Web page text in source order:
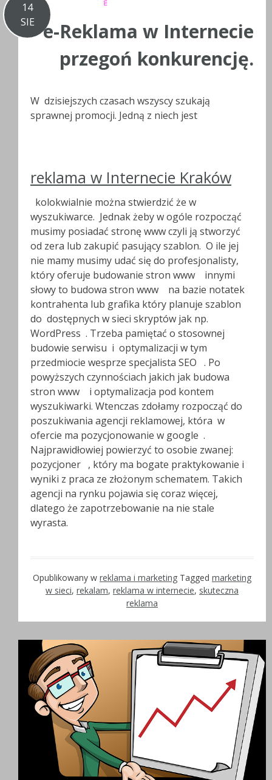
14
SIE
e-Reklama w Internecie
przegoń konkurencję.
W dzisiejszych czasach wszyscy szukają
sprawnej promocji. Jedną z niech jest
reklama w Internecie Kraków
kolokwialnie można stwierdzić że w
wyszukiwarce. Jednak żeby w ogóle rozpocząć
musimy posiadać stronę www czyli ją stworzyć
od zera lub zakupić pasujący szablon. O ile jej
nie mamy musimy udać się do profesjonalisty,
który oferuje budowanie stron www innymi
słowy to budowa stron www na bazie notatek
kontrahenta lub grafika który planuje szablon
do dostępnych w sieci skryptów jak np.
WordPress . Trzeba pamiętać o stosownej
budowie serwisu i optymalizacji w tym
przedmiocie wesprze specjalista SEO . Po
powyższych czynnościach jakich jak budowa
stron www i optymalizacja pod kontem
wyszukiwarki. Wtenczas zdołamy rozpocząć do
poszukiwania agencji reklamowej, która w
ofercie ma pozycjonowanie w google .
Najprawidłowiej powierzyć to osobie zwanej:
pozycjoner , który ma bogate praktykowanie i
wyniki z praca ze złożonym schematem. Takich
agencji na rynku pojawia się coraz więcej,
dlatego że zapotrzebowanie na nie stale
wyrasta.
Opublikowany w reklama i marketing Tagged marketing
w sieci, rekalam, reklama w internecie, skuteczna
reklama